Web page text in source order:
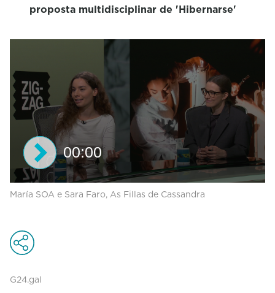
proposta multidisciplinar de 'Hibernarse'
s
o
n
o
00:00
María SOA e Sara Faro, As Fillas de Cassandra
G24.gal